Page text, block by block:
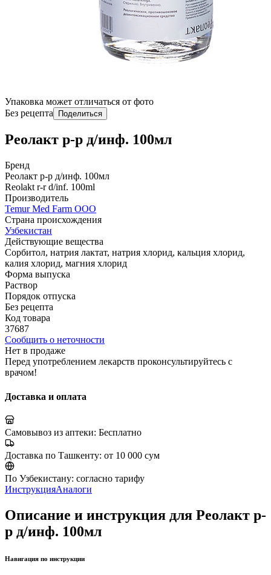
Упаковка может отличаться от фото
Без рецепта
Поделиться
Реолакт р-р д/инф. 100мл
Бренд
Реолакт р-р д/инф. 100мл
Reolakt r-r d/inf. 100ml
Производитель
Temur Med Farm OOO
Страна происхождения
Узбекистан
Действующие вещества
Сорбитол, натрия лактат, натрия хлорид, кальция хлорид,
калия хлорид, магния хлорид
Форма выпуска
Раствор
Порядок отпуска
Без рецепта
Код товара
37687
Сообщить о неточности
Нет в продаже
Перед употреблением лекарств проконсультируйтесь с
врачом!
Доставка и оплата
Самовывоз из аптеки: Бесплатно
Доставка по Ташкенту: от 10 000 сум
По Узбекистану: согласно тарифу
ИнструкцияАналоги
Описание и инструкция для Реолакт р-
р д/инф. 100мл
Навигация по инструкции